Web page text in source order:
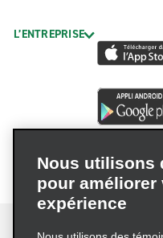
L’ENTREPRISE
Nous utilisons
pour améliorer
expérience